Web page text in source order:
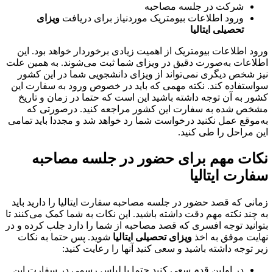
شرکت در جلسه مصاحبه
ورود اطلاعات بیومتریک موردنیاز برای دریافت ویزای
تحصیلی ایتالیا
ورود اطلاعات بیومتریک از اهمیت زیادی برخوردار خواهد بود. این
اطلاعات به‌صورت دقیق در ویزای شما ثبت می‌شوند. به همین علت
نیز شخص دیگری نمی‌تواند از ویزای دانشجویی شما در این کشور
سواستفاده کند. نکته مهمی که باید در خصوص ورود به سفارت این
کشور به آن توجه داشته باشید این است که حتما در زمان و تاریخ
مشخص شده به سفارت این کشور مراجعه کنید. درصورتی که
به‌موقع عمل نکنید درخواست شما رد خواهد شد و مجددا باید تمامی
این مراحل را طی کنید.
نکات مهم برای حضور در جلسه مصاحبه
سفارت ایتالیا
زمانی که قصد حضور در جلسه مصاحبه سفارت ایتالیا را دارید باید
به چند نکته مهم دقت داشته باشید. این نکات به شما کمک می‌کنند تا
بتوانید توجه افسری که قصد مصاحبه از شما را دارد جلب کرده و در
نهایت موفق به اخذ ویزای تحصیلی ایتالیا شوید. پس حتما به نکات
زیر توجه داشته باشید و سعی کنید آنها را رعایت کنید:
در اولین قدم سعی کنید حتما با لباس رسمی در سفارت این